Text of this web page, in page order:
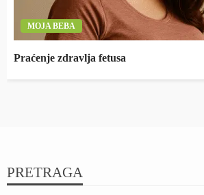
MOJA BEBA
Praćenje zdravlja fetusa
PRETRAGA